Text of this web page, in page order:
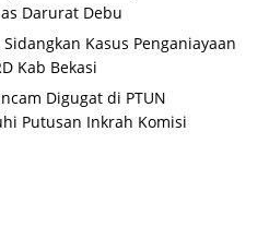
Darurat Debu
Kasus Penganiayaan
Kab Bekasi
Digugat di PTUN
Putusan Inkrah Komisi